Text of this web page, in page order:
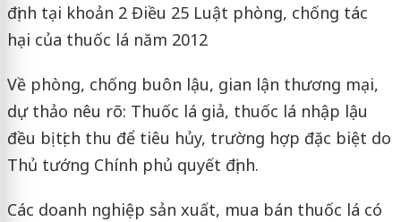
định tại khoản 2 Điều 25 Luật phòng, chống tác
hại của thuốc lá năm 2012
Về phòng, chống buôn lậu, gian lận thương mại,
dự thảo nêu rõ: Thuốc lá giả, thuốc lá nhập lậu
đều bị tịch thu để tiêu hủy, trường hợp đặc biệt do
Thủ tướng Chính phủ quyết định.
Các doanh nghiệp sản xuất, mua bán thuốc lá có